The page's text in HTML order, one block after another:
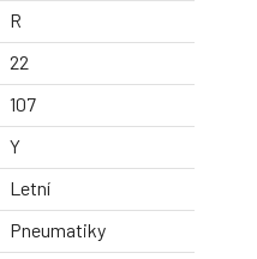
R
22
107
Y
Letní
Pneumatiky